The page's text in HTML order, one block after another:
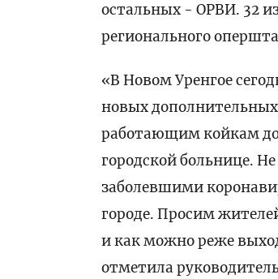
остальных - ОРВИ. 32
регионального
«В Новом Уренгое
новых дополнительных
работающим койкам
городской больнице.
заболевшими
городе. Просим
и как можно реже
отметила